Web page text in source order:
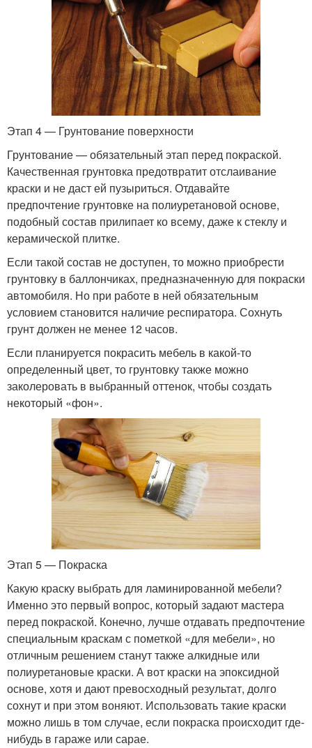
Этап 4 — Грунтование поверхности
Грунтование — обязательный этап перед покраской.
Качественная грунтовка предотвратит отслаивание
краски и не даст ей пузыриться. Отдавайте
предпочтение грунтовке на полиуретановой основе,
подобный состав прилипает ко всему, даже к стеклу и
керамической плитке.
Если такой состав не доступен, то можно приобрести
грунтовку в баллончиках, предназначенную для покраски
автомобиля. Но при работе в ней обязательным
условием становится наличие респиратора. Сохнуть
грунт должен не менее 12 часов.
Если планируется покрасить мебель в какой-то
определенный цвет, то грунтовку также можно
заколеровать в выбранный оттенок, чтобы создать
некоторый «фон».
Этап 5 — Покраска
Какую краску выбрать для ламинированной мебели?
Именно это первый вопрос, который задают мастера
перед покраской. Конечно, лучше отдавать предпочтение
специальным краскам с пометкой «для мебели», но
отличным решением станут также алкидные или
полиуретановые краски. А вот краски на эпоксидной
основе, хотя и дают превосходный результат, долго
сохнут и при этом воняют. Использовать такие краски
можно лишь в том случае, если покраска происходит где-
нибудь в гараже или сарае.